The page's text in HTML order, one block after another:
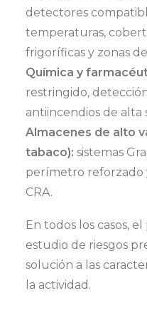
detectores
temperaturas,
frigoríficas y zonas
Química y
restringido,
antiincendios de alta
Almacenes de alto
tabaco): sistemas
perímetro reforzado
CRA.
En todos los casos,
estudio de riesgos
solución a las
la actividad.